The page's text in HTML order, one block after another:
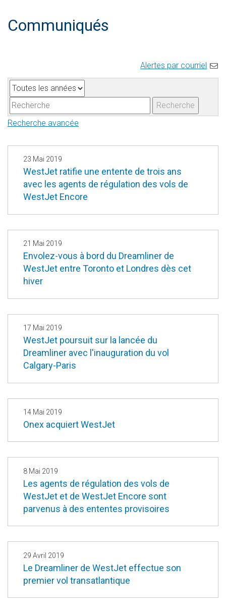
Communiqués
Alertes par courriel
A
n
n
é
o
t
l
é
s
Recherche
Recherche avancée
23 Mai 2019
WestJet ratifie une entente de trois ans
avec les agents de régulation des vols de
WestJet Encore
21 Mai 2019
Envolez-vous à bord du Dreamliner de
WestJet entre Toronto et Londres dès cet
hiver
17 Mai 2019
WestJet poursuit sur la lancée du
Dreamliner avec l'inauguration du vol
Calgary-Paris
14 Mai 2019
Onex acquiert WestJet
8 Mai 2019
Les agents de régulation des vols de
WestJet et de WestJet Encore sont
parvenus à des ententes provisoires
29 Avril 2019
Le Dreamliner de WestJet effectue son
premier vol transatlantique